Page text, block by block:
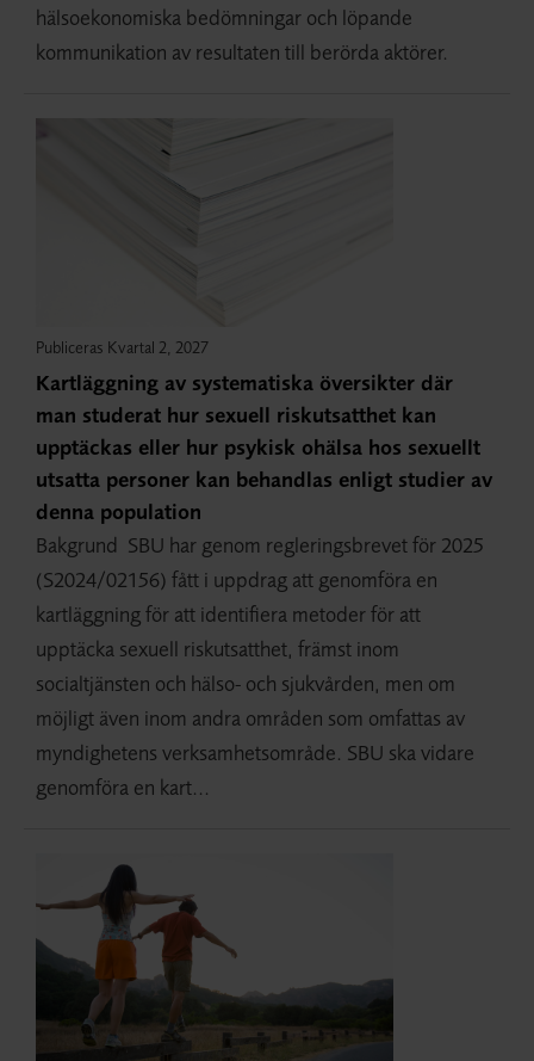
hälsoekonomiska bedömningar och löpande
kommunikation av resultaten till berörda aktörer.
Publiceras Kvartal 2, 2027
Kartläggning av systematiska översikter där
man studerat hur sexuell riskutsatthet kan
upptäckas eller hur psykisk ohälsa hos sexuellt
utsatta personer kan behandlas enligt studier av
denna population
Bakgrund SBU har genom regleringsbrevet för 2025
(S2024/02156) fått i uppdrag att genomföra en
kartläggning för att identifiera metoder för att
upptäcka sexuell riskutsatthet, främst inom
socialtjänsten och hälso- och sjukvården, men om
möjligt även inom andra områden som omfattas av
myndighetens verksamhetsområde. SBU ska vidare
genomföra en kart...